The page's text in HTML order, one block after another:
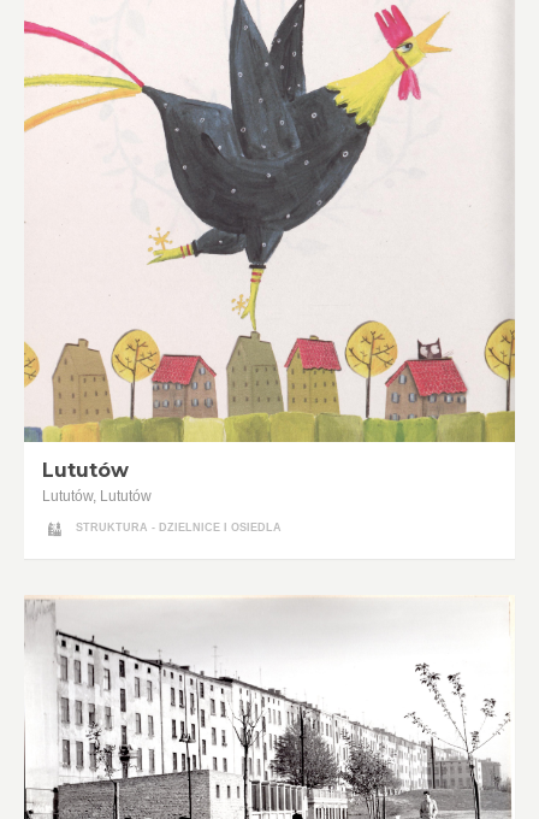
Lututów
Lututów, Lututów
STRUKTURA - DZIELNICE I OSIEDLA